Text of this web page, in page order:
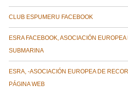
CLUB ESPUMERU FACEBOOK
ESRA FACEBOOK, ASOCIACIÓN
SUBMARINA
ESRA, -ASOCIACIÓN EUROPEA DE
PÁGINA WEB